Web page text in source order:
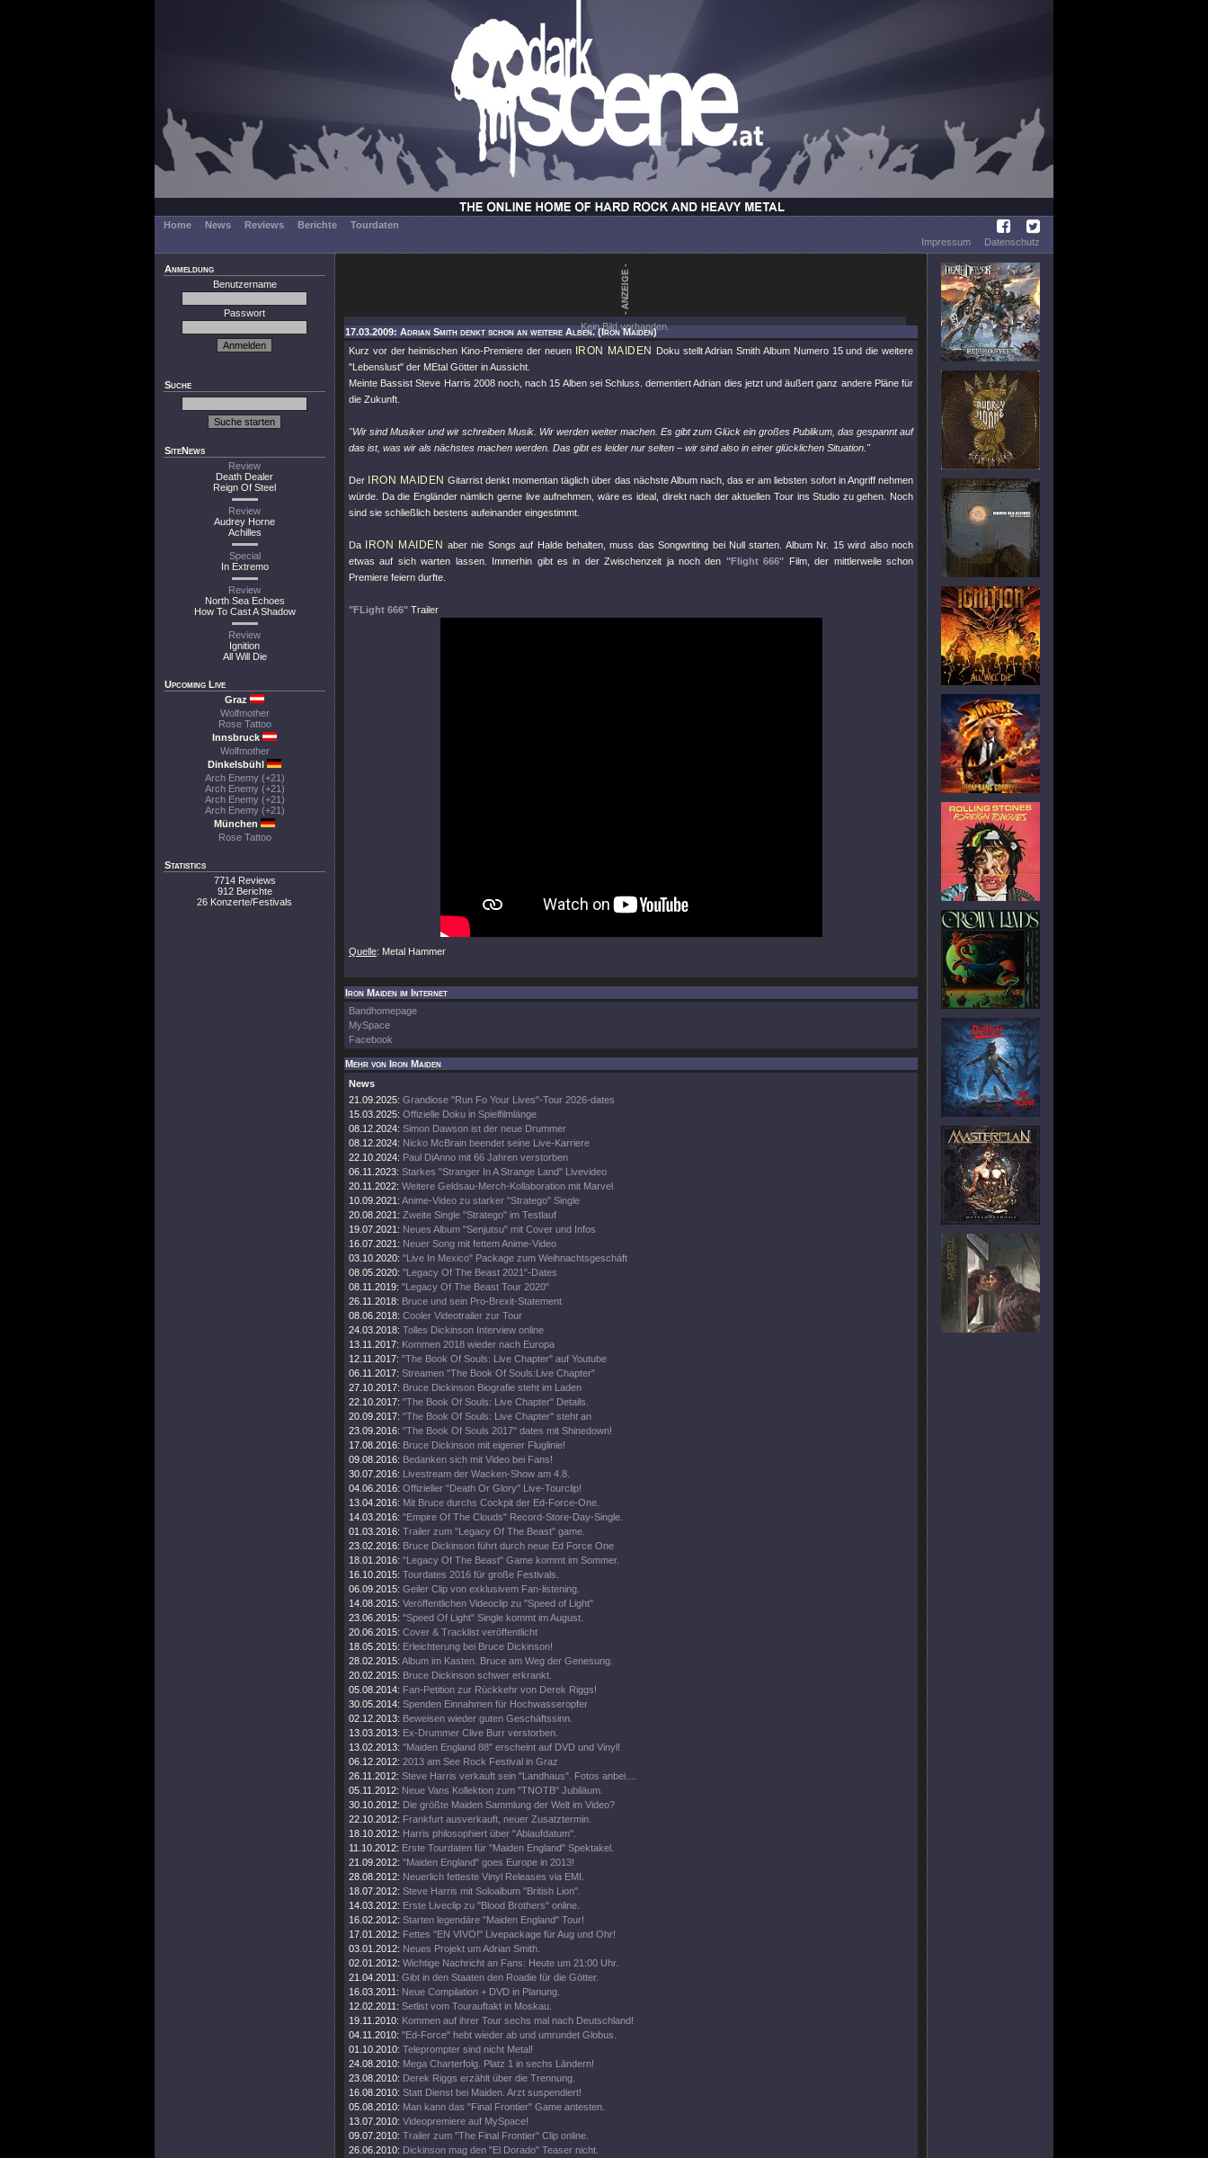
Home News Reviews Berichte
Tourdaten
Impressum
Datenschutz
Anmeldung
Benutzername
Passwort
Suche
SiteNews
Review
Death Dealer
Reign Of Steel
Review
Audrey Horne
Achilles
Special
In Extremo
Review
North Sea Echoes
How To Cast A Shadow
Review
Ignition
All Will Die
Upcoming Live
Graz
Wolfmother
Rose Tattoo
Innsbruck
Wolfmother
Dinkelsbühl
Arch Enemy (+21)
Arch Enemy (+21)
Arch Enemy (+21)
Arch Enemy (+21)
München
Rose Tattoo
Statistics
7714 Reviews
912 Berichte
26 Konzerte/Festivals
Kein Bild vorhanden.
17.03.2009: Adrian Smith denkt schon an weitere Alben. (Iron Maiden)
Kurz vor der heimischen Kino-Premiere der neuen
IRON MAIDEN
Doku stellt Adrian Smith Album Numero 15 und die weitere
"Lebenslust" der MEtal Götter in Aussicht.
Meinte Bassist Steve Harris 2008 noch, nach 15 Alben sei Schluss. dementiert Adrian dies jetzt und äußert ganz andere Pläne für
die Zukunft.
"Wir sind Musiker und wir schreiben Musik. Wir werden weiter machen. Es gibt zum Glück ein großes Publikum, das gespannt auf
das ist, was wir als nächstes machen werden. Das gibt es leider nur selten – wir sind also in einer glücklichen Situation."
Der IRON MAIDEN Gitarrist denkt momentan täglich über das nächste Album nach, das er am liebsten sofort in Angriff nehmen
würde. Da die Engländer nämlich gerne live aufnehmen, wäre es ideal, direkt nach der aktuellen Tour ins Studio zu gehen. Noch
sind sie schließlich bestens aufeinander eingestimmt.
Da IRON MAIDEN aber nie Songs auf Halde behalten, muss das Songwriting bei Null starten. Album Nr. 15 wird also noch
etwas auf sich warten lassen. Immerhin gibt es in der Zwischenzeit ja noch den "Flight 666" Film, der mittlerweile schon
Premiere feiern durfte.
"FLight 666" Trailer
Quelle: Metal Hammer
Iron Maiden im Internet
Bandhomepage
MySpace
Facebook
Mehr von Iron Maiden
News
21.09.2025: Grandiose "Run Fo Your Lives"-Tour 2026-dates
15.03.2025: Offizielle Doku in Spielfilmlänge
08.12.2024: Simon Dawson ist der neue Drummer
08.12.2024: Nicko McBrain beendet seine Live-Karriere
22.10.2024: Paul DiAnno mit 66 Jahren verstorben
06.11.2023: Starkes "Stranger In A Strange Land" Livevideo
20.11.2022: Weitere Geldsau-Merch-Kollaboration mit Marvel
10.09.2021: Anime-Video zu starker "Stratego" Single
20.08.2021: Zweite Single "Stratego" im Testlauf
19.07.2021: Neues Album "Senjutsu" mit Cover und Infos
16.07.2021: Neuer Song mit fettem Anime-Video
03.10.2020: "Live In Mexico" Package zum Weihnachtsgeschäft
08.05.2020: "Legacy Of The Beast 2021"-Dates
08.11.2019: "Legacy Of The Beast Tour 2020"
26.11.2018: Bruce und sein Pro-Brexit-Statement
08.06.2018: Cooler Videotrailer zur Tour
24.03.2018: Tolles Dickinson Interview online
13.11.2017: Kommen 2018 wieder nach Europa
12.11.2017: "The Book Of Souls: Live Chapter" auf Youtube
06.11.2017: Streamen "The Book Of Souls:Live Chapter"
27.10.2017: Bruce Dickinson Biografie steht im Laden
22.10.2017: "The Book Of Souls: Live Chapter" Details.
20.09.2017: "The Book Of Souls: Live Chapter" steht an
23.09.2016: "The Book Of Souls 2017" dates mit Shinedown!
17.08.2016: Bruce Dickinson mit eigener Fluglinie!
09.08.2016: Bedanken sich mit Video bei Fans!
30.07.2016: Livestream der Wacken-Show am 4.8.
04.06.2016: Offizieller "Death Or Glory" Live-Tourclip!
13.04.2016: Mit Bruce durchs Cockpit der Ed-Force-One.
14.03.2016: "Empire Of The Clouds" Record-Store-Day-Single.
01.03.2016: Trailer zum "Legacy Of The Beast" game.
23.02.2016: Bruce Dickinson führt durch neue Ed Force One
18.01.2016: "Legacy Of The Beast" Game kommt im Sommer.
16.10.2015: Tourdates 2016 für große Festivals.
06.09.2015: Geiler Clip von exklusivem Fan-listening.
14.08.2015: Veröffentlichen Videoclip zu "Speed of Light"
23.06.2015: "Speed Of Light" Single kommt im August.
20.06.2015: Cover & Tracklist veröffentlicht
18.05.2015: Erleichterung bei Bruce Dickinson!
28.02.2015: Album im Kasten. Bruce am Weg der Genesung.
20.02.2015: Bruce Dickinson schwer erkrankt.
05.08.2014: Fan-Petition zur Rückkehr von Derek Riggs!
30.05.2014: Spenden Einnahmen für Hochwasseropfer
02.12.2013: Beweisen wieder guten Geschäftssinn.
13.03.2013: Ex-Drummer Clive Burr verstorben.
13.02.2013: "Maiden England 88" erscheint auf DVD und Vinyl!
06.12.2012: 2013 am See Rock Festival in Graz
26.11.2012: Steve Harris verkauft sein "Landhaus". Fotos anbei....
05.11.2012: Neue Vans Kollektion zum "TNOTB" Jubiläum.
30.10.2012: Die größte Maiden Sammlung der Welt im Video?
22.10.2012: Frankfurt ausverkauft, neuer Zusatztermin.
18.10.2012: Harris philosophiert über "Ablaufdatum".
11.10.2012: Erste Tourdaten für "Maiden England" Spektakel.
21.09.2012: "Maiden England" goes Europe in 2013!
28.08.2012: Neuerlich fetteste Vinyl Releases via EMI.
18.07.2012: Steve Harris mit Soloalbum "British Lion".
14.03.2012: Erste Liveclip zu "Blood Brothers" online.
16.02.2012: Starten legendäre "Maiden England" Tour!
17.01.2012: Fettes "EN VIVO!" Livepackage für Aug und Ohr!
03.01.2012: Neues Projekt um Adrian Smith.
02.01.2012: Wichtige Nachricht an Fans: Heute um 21:00 Uhr.
21.04.2011: Gibt in den Staaten den Roadie für die Götter.
16.03.2011: Neue Compilation + DVD in Planung.
12.02.2011: Setlist vom Tourauftakt in Moskau.
19.11.2010: Kommen auf ihrer Tour sechs mal nach Deutschland!
04.11.2010: "Ed-Force" hebt wieder ab und umrundet Globus.
01.10.2010: Teleprompter sind nicht Metal!
24.08.2010: Mega Charterfolg. Platz 1 in sechs Ländern!
23.08.2010: Derek Riggs erzählt über die Trennung.
16.08.2010: Statt Dienst bei Maiden. Arzt suspendiert!
05.08.2010: Man kann das "Final Frontier" Game antesten.
13.07.2010: Videopremiere auf MySpace!
09.07.2010: Trailer zum "The Final Frontier" Clip online.
26.06.2010: Dickinson mag den "El Dorado" Teaser nicht.